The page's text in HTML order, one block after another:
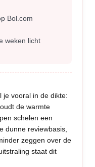
Bol.com
weken licht
je vooral in de dikte:
de warmte
schelen een
dunne reviewbasis,
zeggen over de
staat dit